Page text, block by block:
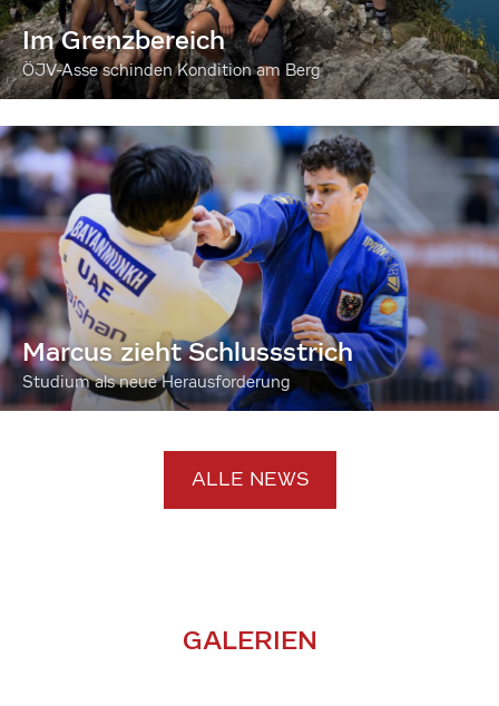
Im Grenzbereich
ÖJV-Asse schinden Kondition am Berg
Marcus zieht Schlussstrich
Studium als neue Herausforderung
ALLE NEWS
GALERIEN